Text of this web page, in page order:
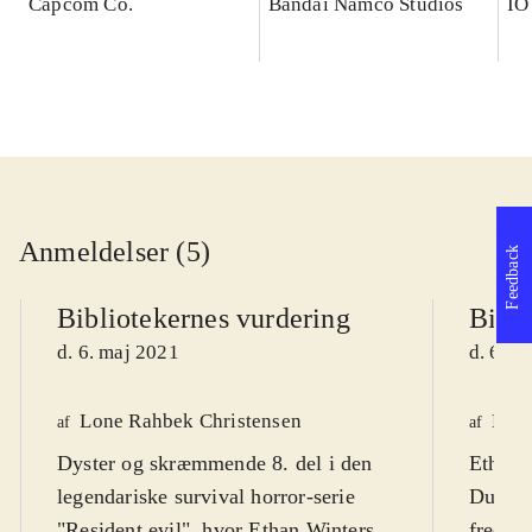
Anmeldelser (5)
Bibliotekernes vurdering
d. 6. maj 2021
af Lone Rahbek Christensen
Dyster og skræmmende 8. del i den
legendariske survival horror-serie
d. 6.
af
Ethan
Feedback